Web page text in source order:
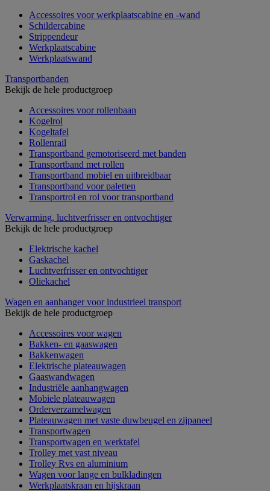
Accessoires voor werkplaatscabine en -wand
Schildercabine
Strippendeur
Werkplaatscabine
Werkplaatswand
Transportbanden
Bekijk de hele productgroep
Accessoires voor rollenbaan
Kogelrol
Kogeltafel
Rollenrail
Transportband gemotoriseerd met banden
Transportband met rollen
Transportband mobiel en uitbreidbaar
Transportband voor paletten
Transportrol en rol voor transportband
Verwarming, luchtverfrisser en ontvochtiger
Bekijk de hele productgroep
Elektrische kachel
Gaskachel
Luchtverfrisser en ontvochtiger
Oliekachel
Wagen en aanhanger voor industrieel transport
Bekijk de hele productgroep
Accessoires voor wagen
Bakken- en gaaswagen
Bakkenwagen
Elektrische plateauwagen
Gaaswandwagen
Industriële aanhangwagen
Mobiele plateauwagen
Orderverzamelwagen
Plateauwagen met vaste duwbeugel en zijpaneel
Transportwagen
Transportwagen en werktafel
Trolley met vast niveau
Trolley Rvs en aluminium
Wagen voor lange en bulkladingen
Werkplaatskraan en hijskraan